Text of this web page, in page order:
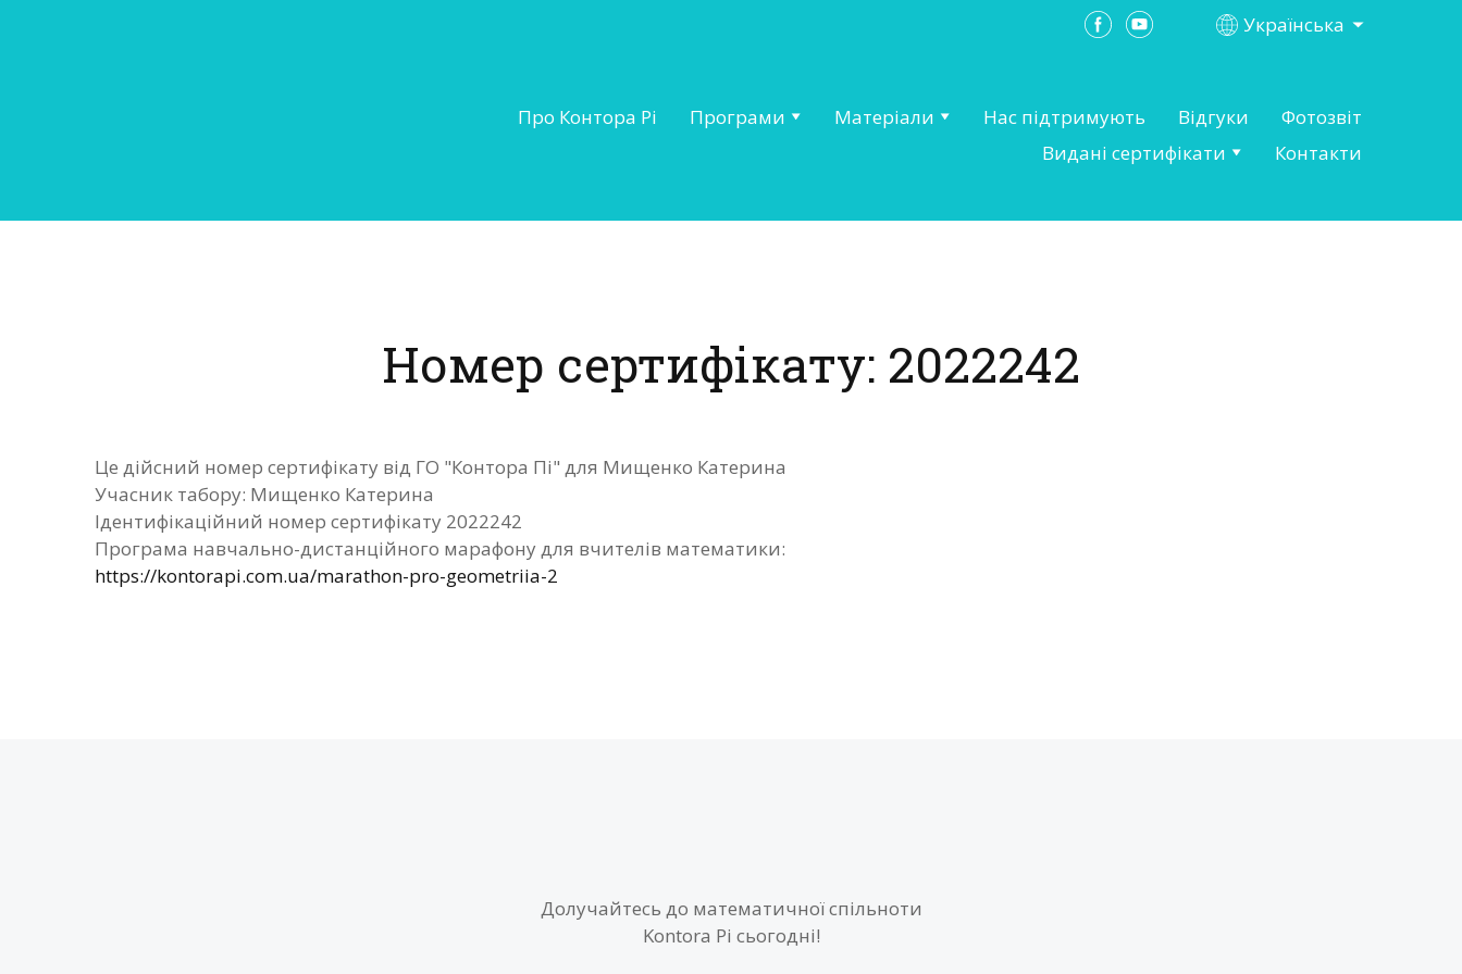
Українська
Про Контора Рі Програми Матеріали Нас підтримують Відгуки
Фотозвіт
Видані сертифікати
Контакти
Номер сертифікату: 2022242
Це дійсний номер сертифікату від ГО "Контора Пі" для Мищенко Катерина
Учасник табору: Мищенко Катерина
Ідентифікаційний номер сертифікату 2022242
Програма навчально-дистанційного марафону для вчителів математики:
https://kontorapi.com.ua/marathon-pro-geometriia-2
Долучайтесь до математичної спільноти
Kontora Pi сьогодні!